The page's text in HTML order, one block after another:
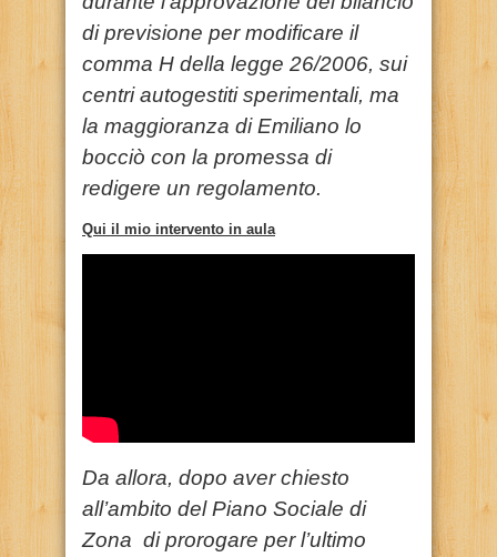
di previsione per modificare il
comma H della legge 26/2006, sui
centri autogestiti sperimentali, ma
la maggioranza di Emiliano lo
bocciò con la promessa di
redigere un regolamento.
Qui il mio intervento in aula
Da allora, dopo aver chiesto
all’ambito del Piano Sociale di
Zona di prorogare per l’ultimo